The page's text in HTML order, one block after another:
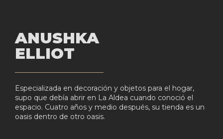
ANUSHKA
ELLIOT
Especializada en decoración y objetos para el hogar,
supo que debía abrir en La Aldea cuando conoció el
espacio. Cuatro años y medio después, su tienda es un
oasis dentro de otro oasis.